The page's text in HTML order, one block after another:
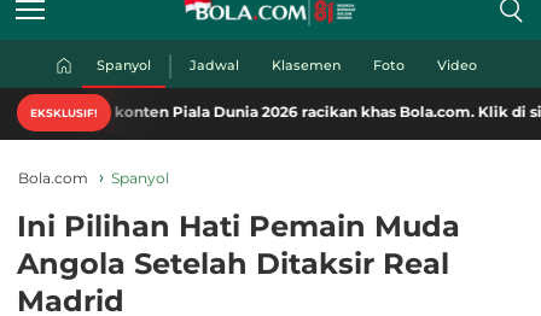
Spanyol Jadwal Klasemen Foto Video
EKSKLUSIF!
konten Piala Dunia 2026 racikan khas Bola.com. Klik di sini!
Bola.com Spanyol
Ini Pilihan Hati Pemain Muda
Angola Setelah Ditaksir Real
Madrid